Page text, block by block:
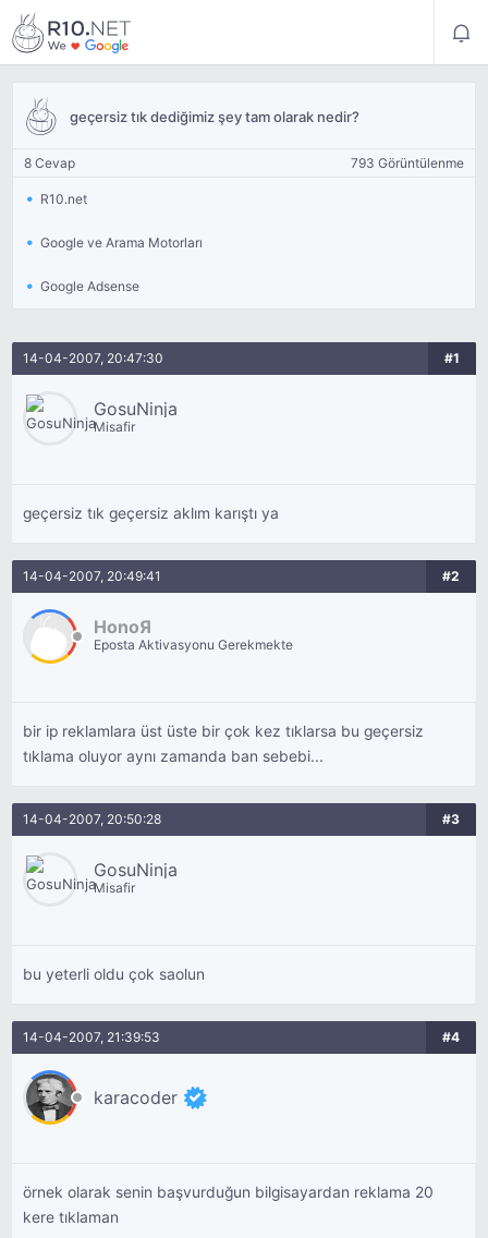
geçersiz tık dediğimiz şey tam olarak nedir?
8 Cevap 793 Görüntülenme
R10.net
Google ve Arama Motorları
Google Adsense
14-04-2007, 20:47:30 #1
GosuNinja
Misafir
geçersiz tık geçersiz aklım karıştı ya
14-04-2007, 20:49:41 #2
HonoЯ
Eposta Aktivasyonu Gerekmekte
bir ip reklamlara üst üste bir çok kez tıklarsa bu geçersiz
tıklama oluyor aynı zamanda ban sebebi...
14-04-2007, 20:50:28 #3
GosuNinja
Misafir
bu yeterli oldu çok saolun
14-04-2007, 21:39:53 #4
karacoder
örnek olarak senin başvurduğun bilgisayardan reklama 20
kere tıklaman